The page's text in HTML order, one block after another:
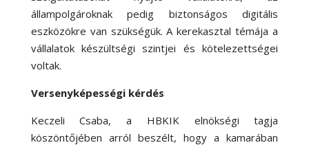
állampolgároknak pedig biztonságos digitális
eszközökre van szükségük. A kerekasztal témája a
vállalatok készültségi szintjei és kötelezettségei
voltak.
Versenyképességi kérdés
Keczeli Csaba, a HBKIK elnökségi tagja
köszöntőjében arról beszélt, hogy a kamarában